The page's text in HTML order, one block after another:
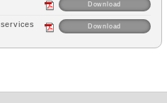
Download
Download